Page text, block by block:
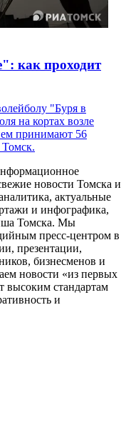
как проходит
"Буря в
на кортах возле
принимают 56
новости Томска и
актуальные
и инфографика,
Томска. Мы
пресс-центром в
презентации,
бизнесменов и
новости «из первых
высоким стандартам
и